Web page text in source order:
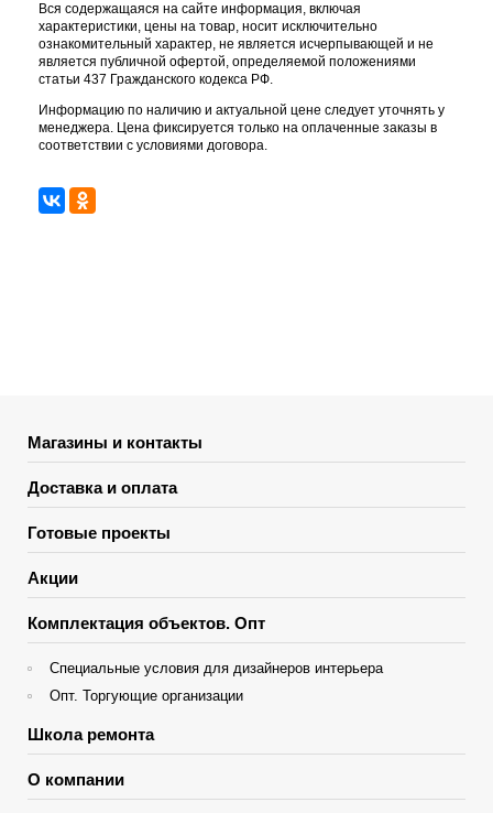
Вся содержащаяся на сайте информация, включая
характеристики, цены на товар, носит исключительно
ознакомительный характер, не является исчерпывающей и не
является публичной офертой, определяемой положениями
статьи 437 Гражданского кодекса РФ.
Информацию по наличию и актуальной цене следует уточнять у
менеджера. Цена фиксируется только на оплаченные заказы в
соответствии с условиями договора.
Магазины и контакты
Доставка и оплата
Готовые проекты
Акции
Комплектация объектов. Опт
Специальные условия для дизайнеров интерьера
Опт. Торгующие организации
Школа ремонта
О компании